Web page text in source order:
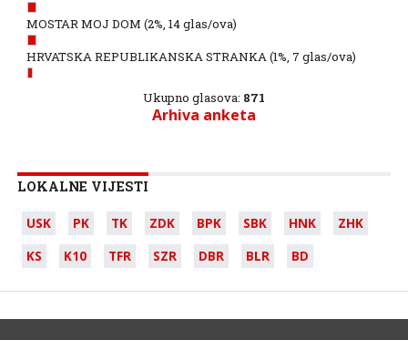
MOSTAR MOJ DOM (2%, 14 glas/ova)
HRVATSKA REPUBLIKANSKA STRANKA(1%, 7 glas/ova)
Ukupno glasova: 871
Arhiva anketa
LOKALNE VIJESTI
USK PK TK ZDK BPK SBK HNK
ZHK
KS
K10 TFR SZR DBR BLR BD